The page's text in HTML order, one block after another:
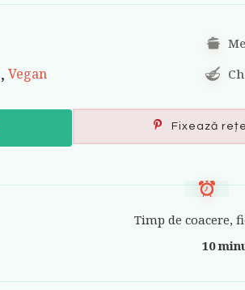
, Vegan
Fixează
Timp de coacere,
10